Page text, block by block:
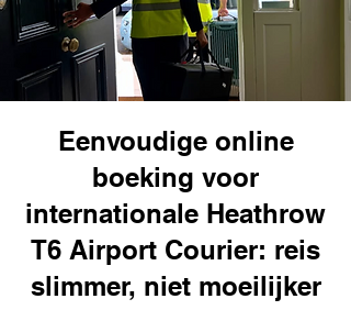
Eenvoudige online
boeking voor
internationale Heathrow
T6 Airport Courier: reis
slimmer, niet moeilijker